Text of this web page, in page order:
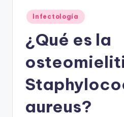
Publicado
en
Infectología
¿Qué es la
aureus?